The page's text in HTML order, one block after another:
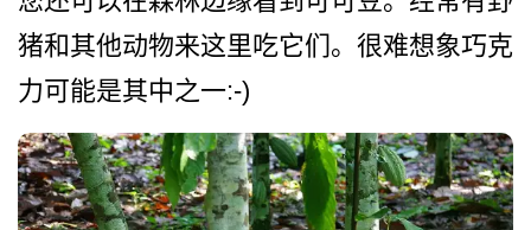
猪和其他动物来这里吃它们。很难想象巧­克
力可能是其中之一:-)